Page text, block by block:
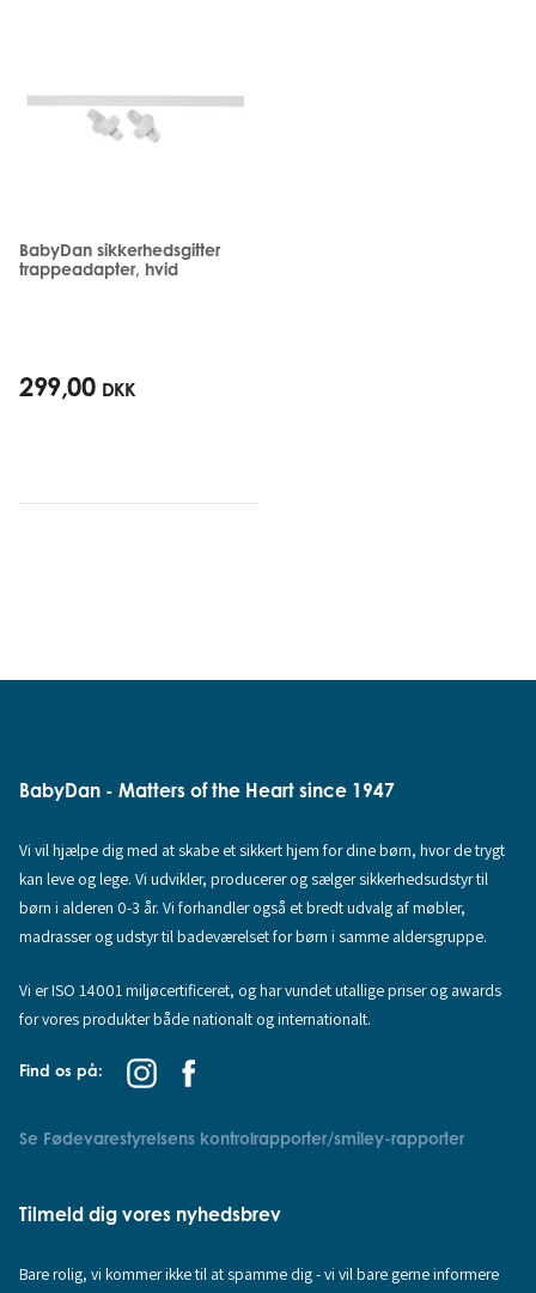
BabyDan sikkerhedsgitter
trappeadapter, hvid
299,00 DKK
BabyDan - Matters of the Heart since 1947
Vi vil hjælpe dig med at skabe et sikkert hjem for dine børn, hvor de trygt
kan leve og lege. Vi udvikler, producerer og sælger sikkerhedsudstyr til
børn i alderen 0-3 år. Vi forhandler også et bredt udvalg af møbler,
madrasser og udstyr til badeværelset for børn i samme aldersgruppe.
Vi er ISO 14001 miljøcertificeret, og har vundet utallige priser og awards
for vores produkter både nationalt og internationalt.
Find os på:
Se Fødevarestyrelsens kontrolrapporter/smiley-rapporter
Tilmeld dig vores nyhedsbrev
Bare rolig, vi kommer ikke til at spamme dig - vi vil bare gerne informere